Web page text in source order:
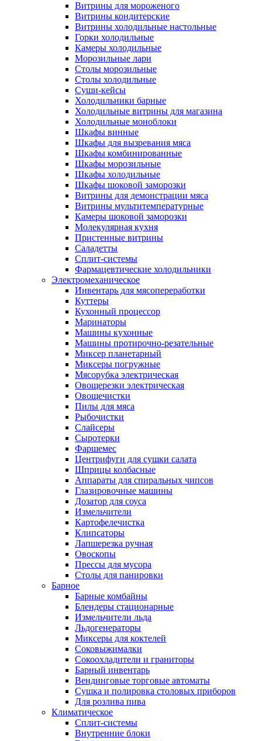
Витрины для мороженого
Витрины кондитерские
Витрины холодильные настольные
Горки холодильные
Камеры холодильные
Морозильные лари
Столы морозильные
Столы холодильные
Суши-кейсы
Холодильники барные
Холодильные витрины для магазина
Холодильные моноблоки
Шкафы винные
Шкафы для вызревания мяса
Шкафы комбинированные
Шкафы морозильные
Шкафы холодильные
Шкафы шоковой заморозки
Витрины для демонстрации мяса
Витрины мультитемпературные
Камеры шоковой заморозки
Молекулярная кухня
Пристенные витрины
Саладетты
Сплит-системы
Фармацевтические холодильники
Электромеханическое
Инвентарь для мясопереработки
Куттеры
Кухонный процессор
Маринаторы
Машины кухонные
Машины протирочно-резательные
Миксер планетарный
Миксеры погружные
Мясорубка электрическая
Овощерезки электрическая
Овощечистки
Пилы для мяса
Рыбочистки
Слайсеры
Сыротерки
Фаршемес
Центрифуги для сушки салата
Шприцы колбасные
Аппараты для спиральных чипсов
Глазировочные машины
Дозатор для соуса
Измельчители
Картофелечистка
Клипсаторы
Лапшерезка ручная
Овоскопы
Прессы для мусора
Столы для панировки
Барное
Барные комбайны
Блендеры стационарные
Измельчители льда
Льдогенераторы
Миксеры для коктелей
Соковыжималки
Сокоохладители и граниторы
Барный инвентарь
Вендинговые торговые автоматы
Сушка и полировка столовых приборов
Для розлива пива
Климатическое
Сплит-системы
Внутренние блоки